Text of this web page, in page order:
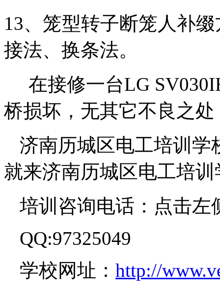
13、笼型转子断笼人补
接法、换条法。
在接修一台LG
桥损坏，无其它不良之
济南历城区电工培训学
就来济南历城区电工培训
培训咨询电话：点击左
QQ:97325049
学校网址： http://